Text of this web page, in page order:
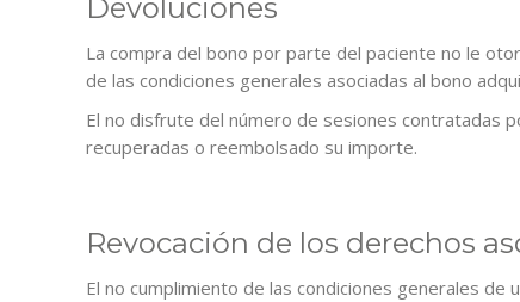
Devoluciones
La compra del bono por parte del paciente no le
de las condiciones generales asociadas al bono
El no disfrute del número de sesiones contratadas
recuperadas o reembolsado su importe.
Revocación de los derechos
El no cumplimiento de las condiciones generales